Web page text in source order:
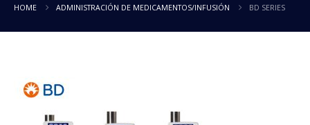
HOME ADMINISTRACIÓN DE MEDICAMENTOS/INFUSIÓN BD SERIES